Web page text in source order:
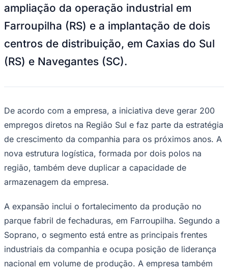
Juventude
Publicidade Anuncie Aqui
Geral Seguir 2min de leitura
Empresa da Serra Gaúcha investe R$ 150
milhões em expansão
A Soprano prevê investir
aproximadamente R$ 150 milhões nos
próximos cinco anos em infraestrutura
maquinário industrial. O plano contempla a
ampliação da operação industrial em
Farroupilha (RS) e a implantação de dois
centros de distribuição, em Caxias do Sul